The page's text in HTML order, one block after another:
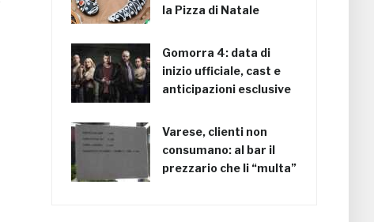
la Pizza di Natale
Gomorra 4: data di
inizio ufficiale, cast e
anticipazioni esclusive
Varese, clienti non
consumano: al bar il
prezzario che li “multa”